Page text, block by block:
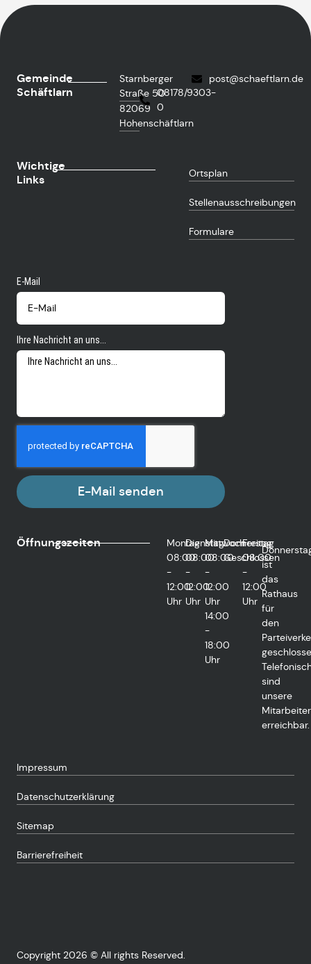
Gemeinde
Schäftlarn
Starnberger
Straße 50
82069
Hohenschäftlarn
08178/9303-
0
post@schaeftlarn.de
Wichtige
Links
Ortsplan
Stellenausschreibungen
Formulare
E-Mail
Ihre Nachricht an uns...
E-Mail senden
Öffnungszeiten
Montag
08:00
-
12:00
Uhr
Dienstag
08:00
-
12:00
Uhr
Mittwoch
08:00
-
12:00
Uhr
14:00
-
18:00
Uhr
Donnerstag
Geschlossen
Freitag
08:00
-
12:00
Uhr
ist
das
Rathaus
für
den
sind
unsere
Mitarbeiter
erreichbar.
Impressum
Datenschutzerklärung
Sitemap
Barrierefreiheit
Copyright 2026 © All rights Reserved.